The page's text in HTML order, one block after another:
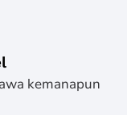
kemanapun